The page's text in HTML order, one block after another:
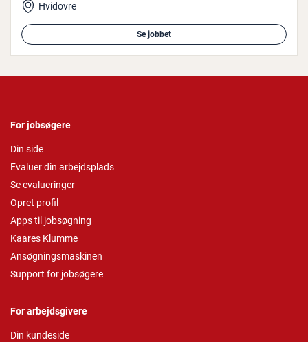
Hvidovre
Se jobbet
For jobsøgere
Din side
Evaluer din arbejdsplads
Se evalueringer
Opret profil
Apps til jobsøgning
Kaares Klumme
Ansøgningsmaskinen
Support for jobsøgere
For arbejdsgivere
Din kundeside